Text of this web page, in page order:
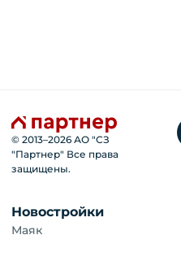
© 2013–2026 АО "СЗ
"Партнер" Все права
защищены.
Новостройки
Маяк